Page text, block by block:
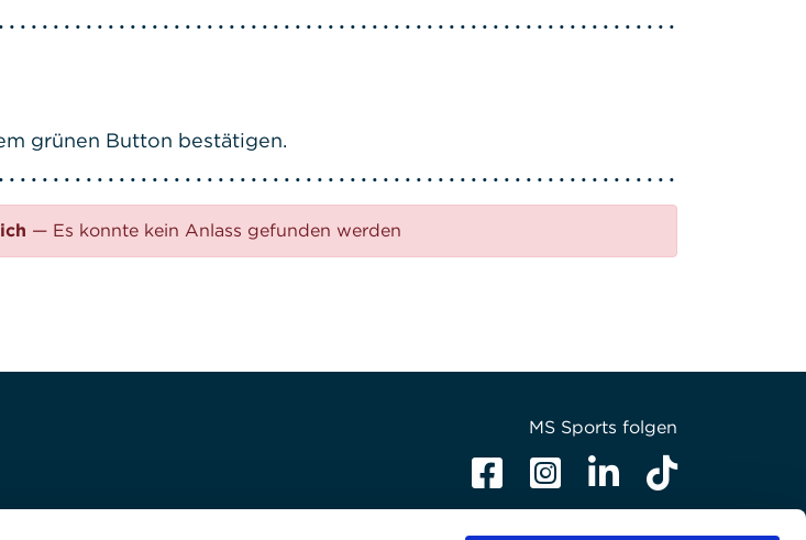
grünen Button bestätigen.
— Es konnte kein Anlass gefunden werden
MS Sports folgen